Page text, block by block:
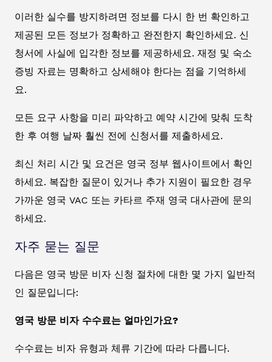
이러한 실수를 방지하려면 정보를 다시 한 번 확인하고
제공된 모든 정보가 정확하고 완전한지 확인하세요. 신
청서에 사실에 입각한 정보를 제공하세요. 재정 및 숙소
증빙 자료는 명확하고 상세해야 한다는 점을 기억하세
요.
모든 요구 사항을 미리 파악하고 예약 시간에 맞춰 도착
한 후 여행 날짜 훨씬 전에 신청서를 제출하세요.
최신 처리 시간 및 요건은 영국 정부 웹사이트에서 확인
하세요. 복잡한 질문이 있거나 추가 지원이 필요한 경우
가까운 영국 VAC 또는 카타르 주재 영국 대사관에 문의
하세요.
자주 묻는 질문
다음은 영국 방문 비자 신청 절차에 대한 몇 가지 일반적
인 질문입니다:
영국 방문 비자 수수료는 얼마인가요?
수수료는 비자 유형과 체류 기간에 따라 다릅니다.